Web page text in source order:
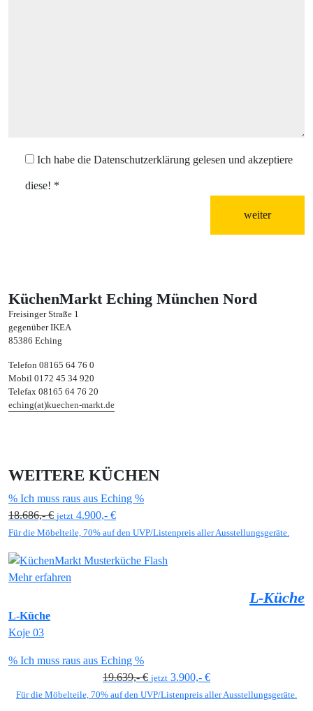
Ich habe die Datenschutzerklärung gelesen und akzeptiere
diese! *
weiter
KüchenMarkt Eching München Nord
Freisinger Straße 1
gegenüber IKEA
85386 Eching
Telefon 08165 64 76 0
Mobil 0172 45 34 920
Telefax 08165 64 76 20
eching(at)kuechen-markt.de
WEITERE KÜCHEN
% Ich muss raus aus Eching %
18.686,- € jetzt 4.900,- €
Für die Möbelteile, 70% auf den UVP/Listenpreis aller Ausstellungsgeräte.
Mehr erfahren
L-Küche
L-Küche
Koje 03
% Ich muss raus aus Eching %
19.639,- € jetzt 3.900,- €
Für die Möbelteile, 70% auf den UVP/Listenpreis aller Ausstellungsgeräte.